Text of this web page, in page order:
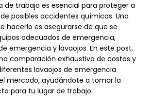
de trabajo es esencial para proteger a
posibles accidentes químicos. Una
hacerlo es asegurarse de que se
adecuados de emergencia,
emergencia y lavaojos. En este post,
comparación exhaustiva de costos y
lavaojos de emergencia
mercado, ayudándote a tomar la
para tu lugar de trabajo.